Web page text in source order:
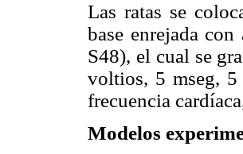
Las ratas se
base enrejada
S48), el cual se
voltios, 5 mseg, 5
frecuencia
Modelos